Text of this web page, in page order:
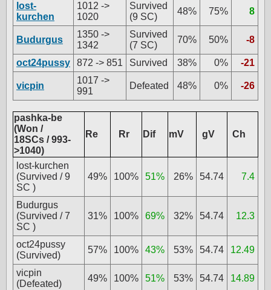
lost-
kurchen
1012 ->
1020
Survived
(9 SC)
48% 75% 8
Budurgus
1350 ->
1342
Survived
(7 SC)
70% 50% -8
oct24pussy 872 -> 851 Survived 38% 0% -21
vicpin
1017 ->
991
Defeated 48% 0% -26
pashka-be
(Won /
18SCs / 993-
>1040)
Re Rr Dif mV gV Ch
lost-kurchen
(Survived / 9
SC )
49% 100% 51% 26% 54.74 7.4
Budurgus
(Survived / 7
SC )
31% 100% 69% 32% 54.74 12.3
oct24pussy
(Survived)
57% 100% 43% 53% 54.74 12.49
vicpin
(Defeated)
49% 100% 51% 53% 54.74 14.89